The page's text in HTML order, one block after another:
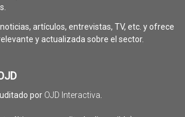
artículos, entrevistas, TV, etc. y ofrece
y actualizada sobre el sector.
por OJD Interactiva